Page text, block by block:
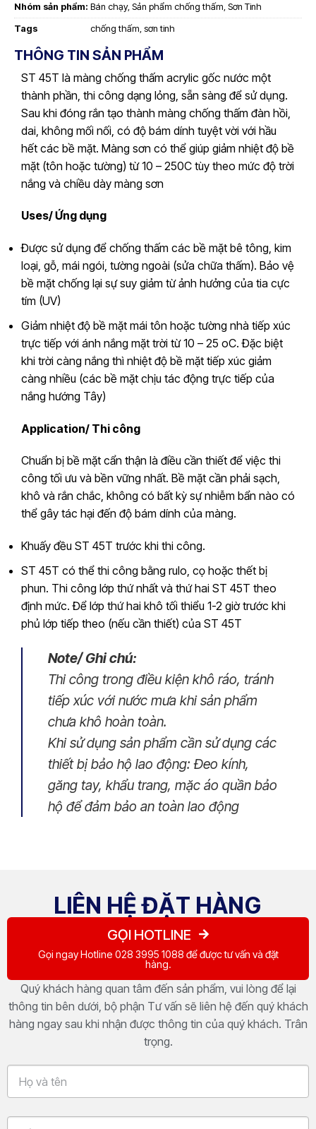
Nhóm sản phẩm: Bán chạy, Sản phẩm chống thấm Sơn Tinh
Tags chống thấm sơn tinh
THÔNG TIN SẢN PHẨM
ST 45T là màng chống thấm acrylic gốc nước một
thành phần, thi công dạng lỏng, sẵn sàng để sử dụng.
Sau khi đóng rắn tạo thành màng chống thấm đàn hồi,
dai, không mối nối, có độ bám dính tuyệt vời với hầu
hết các bề mặt. Màng sơn có thể giúp giảm nhiệt độ bề
mặt (tôn hoặc tường) từ 10 – 250C tùy theo mức độ trời
nắng và chiều dày màng sơn
Uses/ Ứng dụng
Được sử dụng để chống thấm các bề mặt bê tông, kim
loại, gỗ, mái ngói, tường ngoài (sửa chữa thấm). Bảo vệ
bề mặt chống lại sự suy giảm từ ảnh hưởng của tia cực
tím (UV)
Giảm nhiệt độ bề mặt mái tôn hoặc tường nhà tiếp xúc
trực tiếp với ánh nắng mặt trời từ 10 – 25 oC. Đặc biệt
khi trời càng nắng thì nhiệt độ bề mặt tiếp xúc giảm
càng nhiều (các bề mặt chịu tác động trực tiếp của
nắng hướng Tây)
Application/ Thi công
Chuẩn bị bề mặt cẩn thận là điều cần thiết để việc thi
công tối ưu và bền vững nhất. Bề mặt cần phải sạch,
khô và rắn chắc, không có bất kỳ sự nhiễm bẩn nào có
thể gây tác hại đến độ bám dính của màng.
Khuấy đều ST 45T trước khi thi công.
ST 45T có thể thi công bằng rulo, cọ hoặc thết bị
phun. Thi công lớp thứ nhất và thứ hai ST 45T theo
định mức. Để lớp thứ hai khô tối thiểu 1-2 giờ trước khi
phủ lớp tiếp theo (nếu cần thiết) của ST 45T
Note/ Ghi chú:
Thi công trong điều kiện khô ráo, tránh
tiếp xúc với nước mưa khi sản phẩm
chưa khô hoàn toàn.
Khi sử dụng sản phẩm cần sử dụng các
thiết bị bảo hộ lao động: Đeo kính,
găng tay, khẩu trang, mặc áo quần bảo
hộ để đảm bảo an toàn lao động
LIÊN HỆ ĐẶT HÀNG
GỌI HOTLINE
Gọi ngay Hotline 028 3995 1088 để được tư vấn và đặt
hàng.
Quý khách hàng quan tâm đến sản phẩm, vui lòng để lại
thông tin bên dưới, bộ phận Tư vấn sẽ liên hệ đến quý khách
hàng ngay sau khi nhận được thông tin của quý khách. Trân
trọng.